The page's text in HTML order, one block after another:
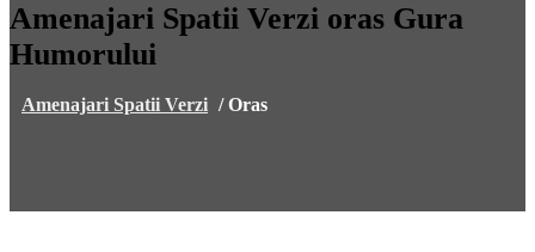
Amenajari Spatii Verzi oras Gura
Humorului
Amenajari Spatii Verzi /Oras